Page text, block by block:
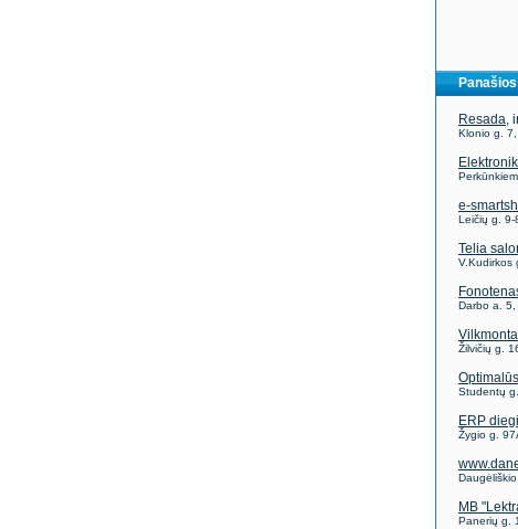
Resada
Klonio g. 7,
e-
Leičių g. 9-
Telia
V.Kudirkos
Darbo a. 5,
Vilkmonta
Žilvičių g.
Studentų
ERP
Žygio g.
MB
Panerių g.